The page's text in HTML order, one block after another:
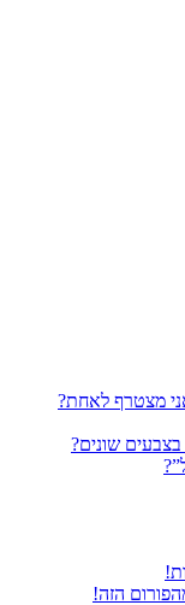
מצטרף לאחת?
שונים?
הזה!